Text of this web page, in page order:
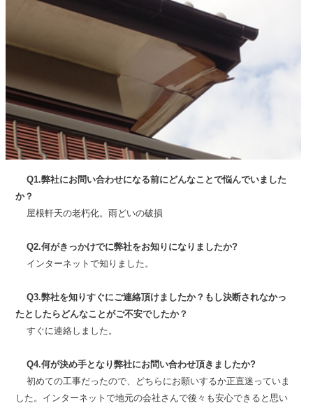
Q1.弊社にお問い合わせになる前にどんなことで悩んでいました
か？
屋根軒天の老朽化。雨どいの破損
Q2.何がきっかけでに弊社をお知りになりましたか?
インターネットで知りました。
Q3.弊社を知りすぐにご連絡頂けましたか？もし決断されなかっ
たとしたらどんなことがご不安でしたか？
すぐに連絡しました。
Q4.何が決め手となり弊社にお問い合わせ頂きましたか?
初めての工事だったので、どちらにお願いするか正直迷っていま
した。インターネットで地元の会社さんで後々も安心できると思い